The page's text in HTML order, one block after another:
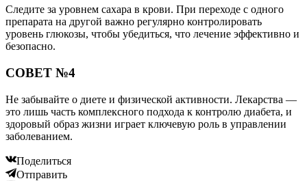
Следите за уровнем сахара в крови. При переходе с одного
препарата на другой важно регулярно контролировать
уровень глюкозы, чтобы убедиться, что лечение эффективно и
безопасно.
СОВЕТ №4
Не забывайте о диете и физической активности. Лекарства —
это лишь часть комплексного подхода к контролю диабета, и
здоровый образ жизни играет ключевую роль в управлении
заболеванием.
Поделиться
Отправить